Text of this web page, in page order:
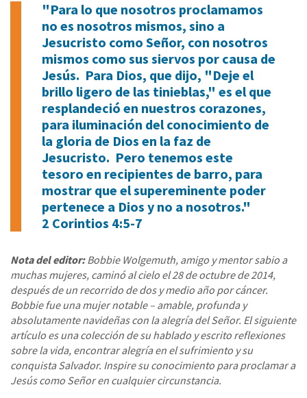
"Para lo que nosotros proclamamos
no es nosotros mismos, sino a
Jesucristo como Señor, con nosotros
mismos como sus siervos por causa de
Jesús. Para Dios, que dijo, "Deje el
brillo ligero de las tinieblas," es el que
resplandeció en nuestros corazones,
para iluminación del conocimiento de
la gloria de Dios en la faz de
Jesucristo. Pero tenemos este
tesoro en recipientes de barro, para
mostrar que el supereminente poder
pertenece a Dios y no a nosotros."
2 Corintios 4:5-7
Nota del editor: Bobbie Wolgemuth, amigo y mentor sabio a
muchas mujeres, caminó al cielo el 28 de octubre de 2014,
después de un recorrido de dos y medio año por cáncer.
Bobbie fue una mujer notable – amable, profunda y
absolutamente navideñas con la alegría del Señor. El siguiente
artículo es una colección de su hablado y escrito reflexiones
sobre la vida, encontrar alegría en el sufrimiento y su
conquista Salvador. Inspire su conocimiento para proclamar a
Jesús como Señor en cualquier circunstancia.